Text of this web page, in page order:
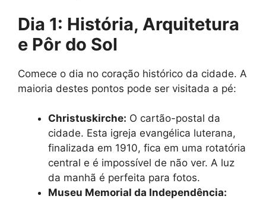
Dia 1: História, Arquitetura
e Pôr do Sol
Comece o dia no coração histórico da cidade. A
maioria destes pontos pode ser visitada a pé:
Christuskirche: O cartão-postal da
cidade. Esta igreja evangélica luterana,
finalizada em 1910, fica em uma rotatória
central e é impossível de não ver. A luz
da manhã é perfeita para fotos.
Museu Memorial da Independência: